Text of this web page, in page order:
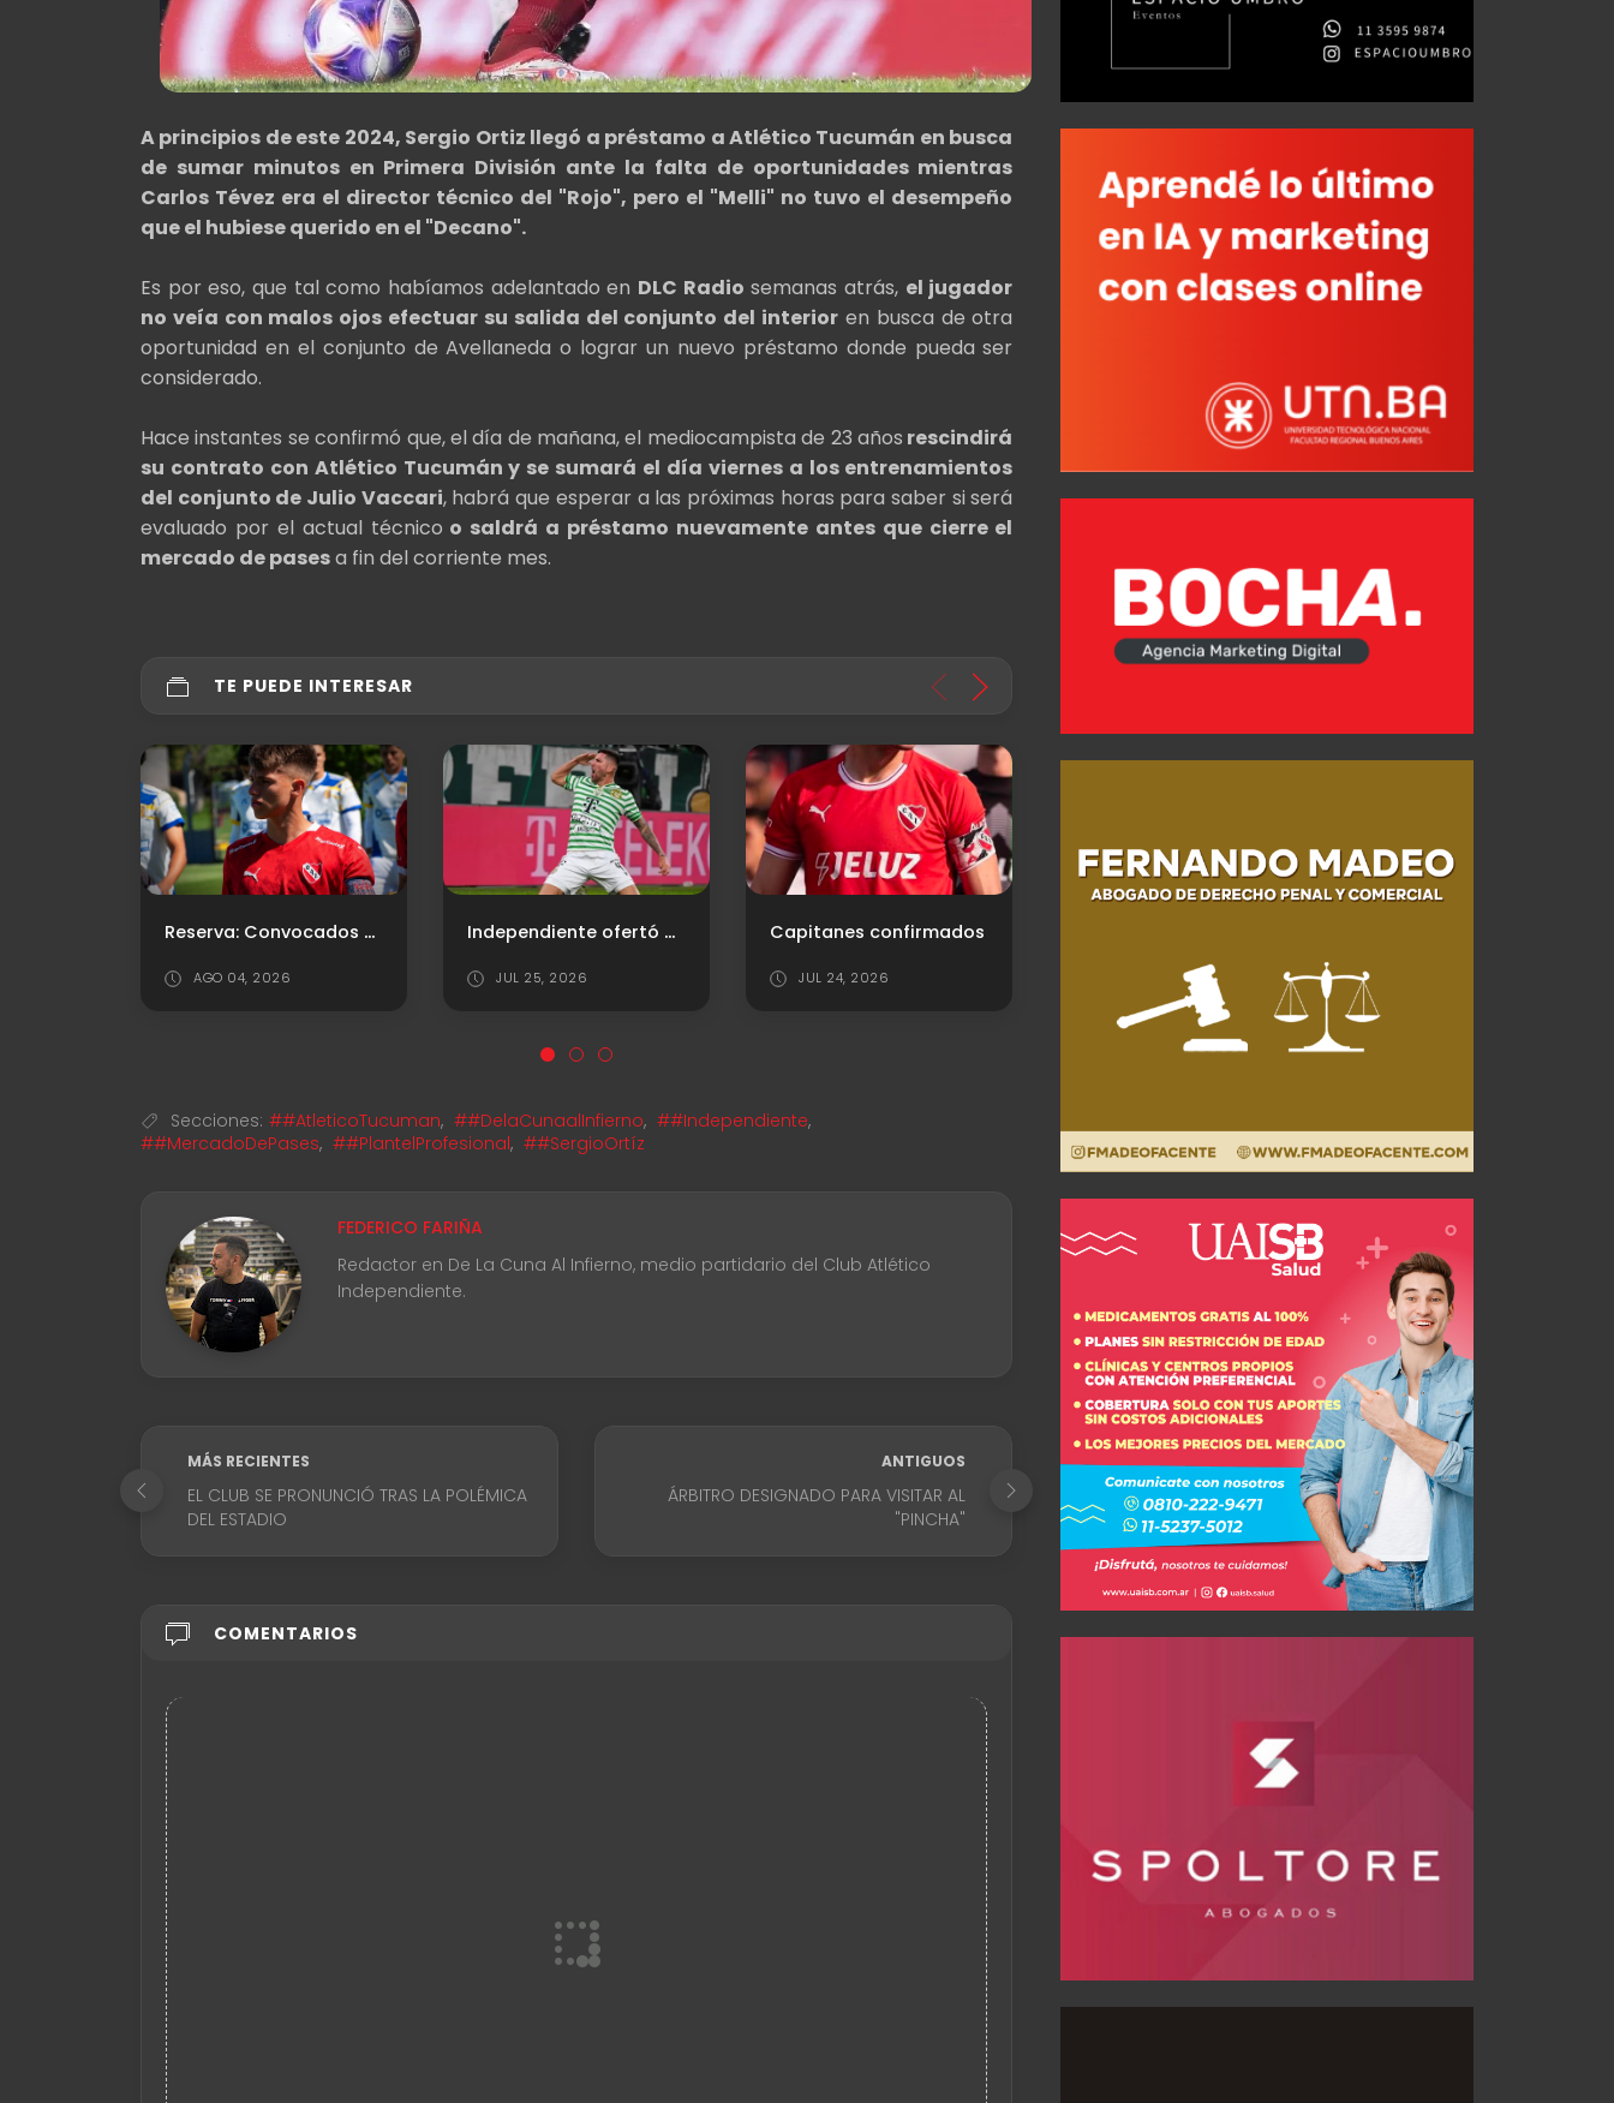
A principios de este 2024, Sergio Ortiz llegó a préstamo a Atlético Tucumán en busca
de sumar minutos en Primera División ante la falta de oportunidades mientras
Carlos Tévez era el director técnico del "Rojo", pero el "Melli" no tuvo el desempeño
que el hubiese querido en el "Decano".
Es por eso, que tal como habíamos adelantado en DLC Radio semanas atrás, el jugador
no veía con malos ojos efectuar su salida del conjunto del interior en busca de otra
oportunidad en el conjunto de Avellaneda o lograr un nuevo préstamo donde pueda ser
considerado.
Hace instantes se confirmó que, el día de mañana, el mediocampista de 23 años rescindirá
su contrato con Atlético Tucumán y se sumará el día viernes a los entrenamientos
del conjunto de Julio Vaccari, habrá que esperar a las próximas horas para saber si será
evaluado por el actual técnico o saldrá a préstamo nuevamente antes que cierre el
mercado de pasesa fin del corriente mes.
TE PUEDE INTERESAR
Reserva: Convocados Vs. San Martin de San Juan
AGO 04, 2026
Independiente ofertó por un central
JUL 25, 2026
Capitanes confirmados
JUL 24, 2026 JUL 23, 2026
Secciones: ##AtleticoTucuman, ##DelaCunaalInfierno, ##Independiente,
##MercadoDePases, ##PlantelProfesional, ##SergioOrtíz
FEDERICO FARIÑA
Redactor en De La Cuna Al Infierno, medio partidario del Club Atlético
Independiente.
MÁS RECIENTES
EL CLUB SE PRONUNCIÓ TRAS LA POLÉMICA
DEL ESTADIO
ANTIGUOS
ÁRBITRO DESIGNADO PARA VISITAR AL
"PINCHA"
COMENTARIOS